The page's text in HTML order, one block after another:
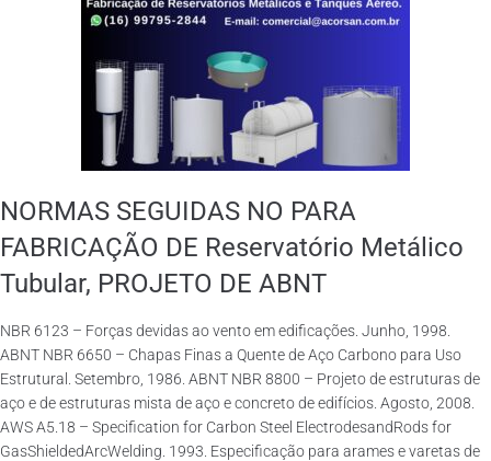
NORMAS SEGUIDAS NO PARA
FABRICAÇÃO DE Reservatório Metálico
Tubular, PROJETO DE ABNT
NBR 6123 – Forças devidas ao vento em edificações. Junho, 1998.
ABNT NBR 6650 – Chapas Finas a Quente de Aço Carbono para Uso
Estrutural. Setembro, 1986. ABNT NBR 8800 – Projeto de estruturas de
aço e de estruturas mista de aço e concreto de edifícios. Agosto, 2008.
AWS A5.18 – Specification for Carbon Steel ElectrodesandRods for
GasShieldedArcWelding. 1993. Especificação para arames e varetas de